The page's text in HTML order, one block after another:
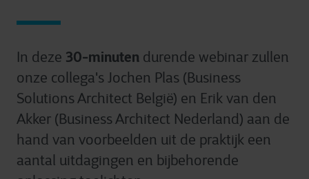
In deze 30-minuten durende webinar zullen
onze collega's Jochen Plas (Business
Solutions Architect België) en Erik van den
Akker (Business Architect Nederland) aan de
hand van voorbeelden uit de praktijk een
aantal uitdagingen en bijbehorende